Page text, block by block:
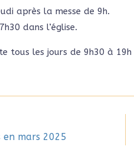
après la messe de 9h.
dans l’église.
tous les jours de 9h30 à 19h
mars 2025